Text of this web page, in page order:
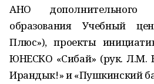
АНО дополнительного
образования Учебный
Плюс»), проекты
ЮНЕСКО «Сибай» (рук. Л.М.
Ирандык!» и «Пушкинский